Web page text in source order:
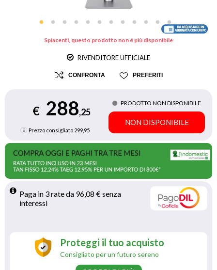
Spiacenti, questo prodotto non é più disponibile
RIVENDITORE UFFICIALE
CONFRONTA PREFERITI
€ 288,25
Prezzo consigliato 299,95
PRODOTTO NON DISPONIBILE
NON DISPONIBILE
Paga in 3 rate da 96,08 € senza
interessi
Proteggi il tuo acquisto
Consigliato per un futuro sereno